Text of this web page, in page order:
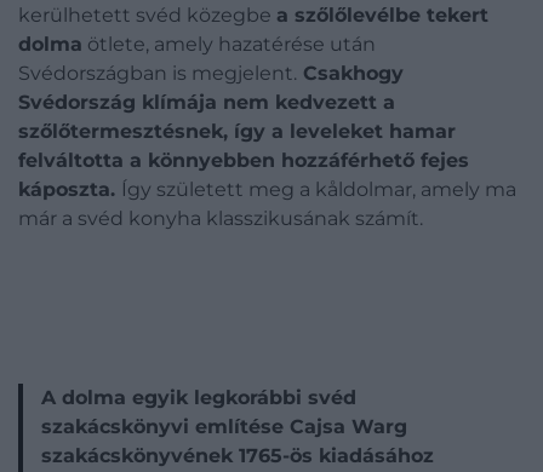
kerülhetett svéd közegbe a szőlőlevélbe tekert
dolma ötlete, amely hazatérése után
Svédországban is megjelent. Csakhogy
Svédország klímája nem kedvezett a
szőlőtermesztésnek, így a leveleket hamar
felváltotta a könnyebben hozzáférhető fejes
káposzta. Így született meg a kåldolmar, amely ma
már a svéd konyha klasszikusának számít.
A dolma egyik legkorábbi svéd
szakácskönyvi említése Cajsa Warg
szakácskönyvének 1765-ös kiadásához